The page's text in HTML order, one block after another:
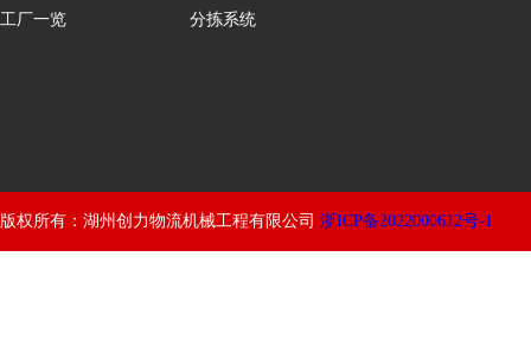
工厂一览
分拣系统
版权所有：湖州创力物流机械工程有限公司 浙ICP备2022000612号-1